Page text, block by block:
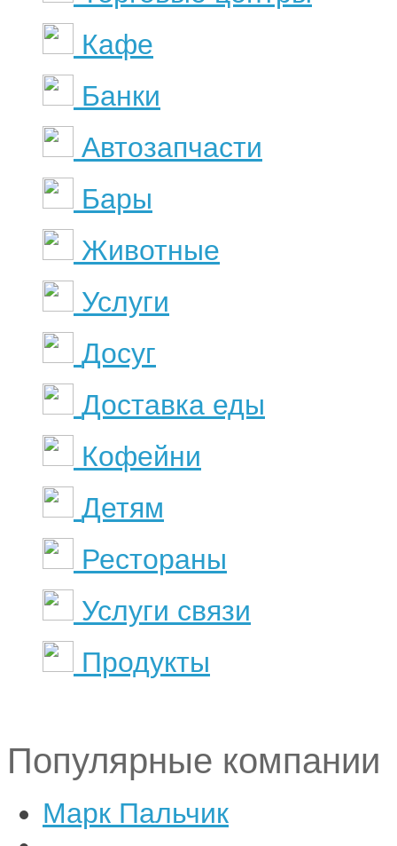
Кафе
Банки
Автозапчасти
Бары
Животные
Услуги
Досуг
Доставка еды
Кофейни
Детям
Рестораны
Услуги связи
Продукты
Популярные компании
Марк Пальчик